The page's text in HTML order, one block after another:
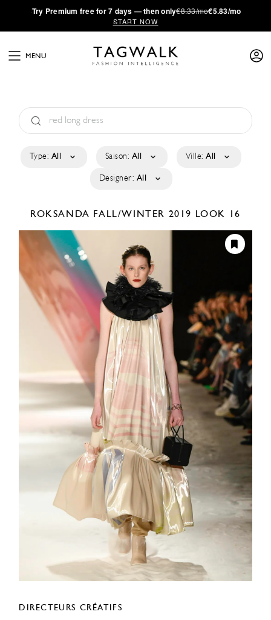
·Try Premium free for 7 days — then only€8.33/mo€5.83/mo
START NOW
MENU
Type: All Saison: All Ville: All
Designer: All
ROKSANDA FALL/WINTER 2019 LOOK 16
DIRECTEURS CRÉATIFS